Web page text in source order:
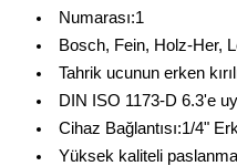
Numarası:1
Bosch, Fein, Holz-Her,
Tahrik ucunun erken
DIN ISO 1173-D 6.3'e
Cihaz Bağlantısı:1/4"
Yüksek kaliteli